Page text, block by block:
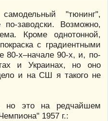
"тюнинг",
заводски. Возможно,
Кроме однотонной,
с градиентными
80-х–начале 90-х, и, по-
и Украинах, но оно
и на СШ я такого не
но это на редчайшем
1957 г.: